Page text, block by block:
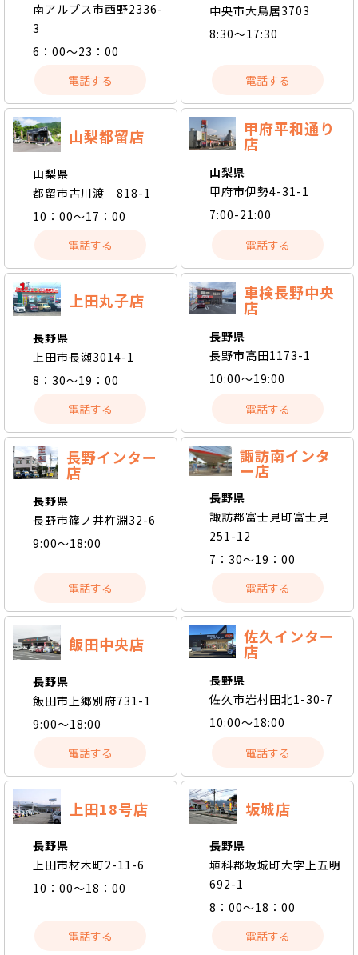
南アルプス市西野2336-
3
6：00～23：00
電話する
中央市大鳥居3703
8:30～17:30
電話する
山梨都留店
山梨県
都留市古川渡 818-1
10：00～17：00
電話する
甲府平和通り
店
山梨県
甲府市伊勢4-31-1
7:00-21:00
電話する
上田丸子店
長野県
上田市長瀬3014-1
8：30～19：00
電話する
車検長野中央
店
長野県
長野市高田1173-1
10:00～19:00
電話する
長野インター
店
長野県
長野市篠ノ井杵淵32-6
9:00～18:00
電話する
諏訪南インタ
ー店
長野県
諏訪郡富士見町富士見
251-12
7：30～19：00
電話する
飯田中央店
長野県
飯田市上郷別府731-1
9:00～18:00
電話する
佐久インター
店
長野県
佐久市岩村田北1-30-7
10:00～18:00
電話する
上田18号店
長野県
上田市材木町2-11-6
10：00～18：00
電話する
坂城店
長野県
埴科郡坂城町大字上五明
692-1
8：00～18：00
電話する